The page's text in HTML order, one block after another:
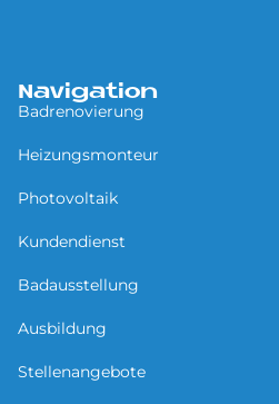
Navigation
Badrenovierung
Heizungsmonteur
Photovoltaik
Kundendienst
Badausstellung
Ausbildung
Stellenangebote